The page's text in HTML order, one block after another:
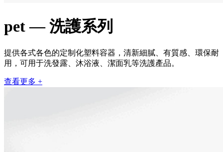
pet — 洗護系列
提供各式各色的定制化塑料容器，清新細膩、有質感、環保耐
用，可用于洗發露、沐浴液、潔面乳等洗護產品。
查看更多 +